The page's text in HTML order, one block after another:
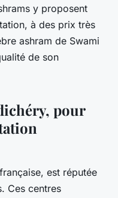
y proposent
à des prix très
ashram de Swami
de son
pour
est réputée
Ces centres